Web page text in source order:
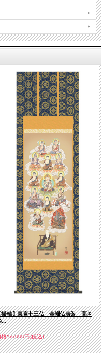
掛軸】真言十三仏 金襴仏表装 高さ
格:66,000円(税込)